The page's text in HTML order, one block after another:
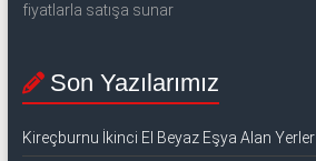
fiyatlarla satışa sunar
Son Yazılarımız
Kireçburnu İkinci El Beyaz Eşya Alan Yerler